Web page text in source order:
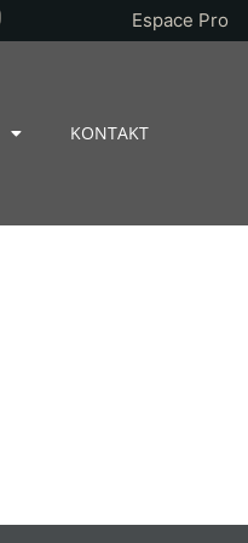
Espace Pro
KONTAKT